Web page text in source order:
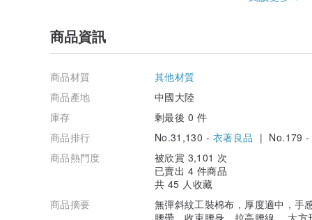
可拆卸腰帶，收束腰身，拉高腰線
後背有彈力束代，防下滑
―――↡↡↡―――
尺寸表位於圖片最後一張，
皆為實體手工測量，
可依個人平常穿著喜好挑選✨
商品資訊
商品材質
其他材質
商品產地
中國大陸
庫存
剩最後 0 件
商品排行
No.31,130 - 衣著良品 | No.179
商品熱門度
被欣賞 3,101 次
已賣出 4 件商品
共 45 人收藏
商品摘要
無彈斜紋工裝棉布，厚度適中，手
腰帶，收束腰身，拉高腰線 。大